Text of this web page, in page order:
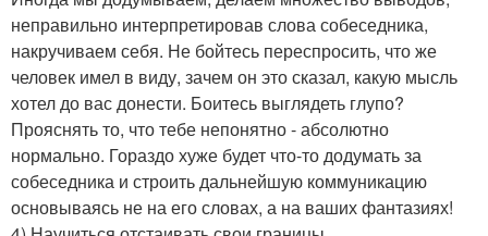
неправильно интерпретировав слова собеседника,
накручиваем себя. Не бойтесь переспросить, что же
человек имел в виду, зачем он это сказал, какую мысль
хотел до вас донести. Боитесь выглядеть глупо?
Прояснять то, что тебе непонятно - абсолютно
нормально. Гораздо хуже будет что-то додумать за
собеседника и строить дальнейшую коммуникацию
основываясь не на его словах, а на ваших фантазиях!